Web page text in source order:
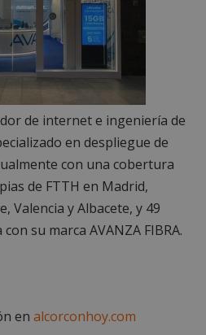
de internet e ingeniería de
en despliegue de
con una cobertura
de FTTH en Madrid,
Valencia y Albacete, y 49
su marca AVANZA FIBRA.
en alcorconhoy.com
del sitio web, como el
y la gestión de cuentas.
utilizar correctamente sin
necesarias.
Proveedor/
PHP.net
alcorconhoy.com